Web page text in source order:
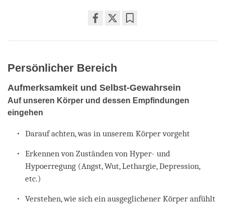
on
Persönlicher Bereich
Aufmerksamkeit und Selbst-Gewahrsein
Auf unseren Körper und dessen Empfindungen
eingehen
Darauf achten, was in unserem Körper vorgeht
Erkennen von Zuständen von Hyper- und
Hypoerregung (Angst, Wut, Lethargie, Depression,
etc.)
Verstehen, wie sich ein ausgeglichener Körper anfühlt